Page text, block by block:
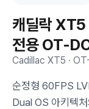
캐딜락 XT5
전용 OT-
Cadillac XT5 ·
순정형 60FPS
Dual OS 아키텍